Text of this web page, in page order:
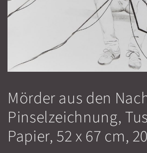
Mörder aus den
Pinselzeichnung,
Papier, 52 x 67 cm,